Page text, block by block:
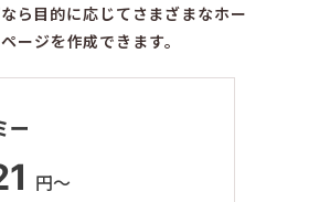
ら目的に応じてさまざまなホー
ージを作成できます。
ー
円〜